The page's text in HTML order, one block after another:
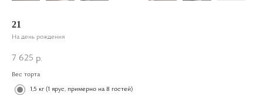
21
На день рождения
7 625 р.
Вес торта
1,5 кг (1 ярус, примерно на 8 гостей)